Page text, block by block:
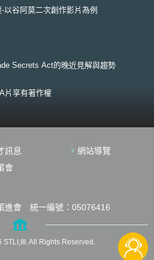
創
相互合作 8.技術控股公司將其
接受之利潤或其他收入，使用在其固有業
司計有58間。據了解，目前尚有成均館
Institute of Science &
、首爾市立大學等大學正著手進行設立技
學研發活動 韓國於2007年
學之產學合作團，主要係將其研發之技術
益 ( 技轉費用及權利金 ) ，有所差別。因
使其積極利用所有之技術，不僅從事技術移
，以創造控股收益並再投資於研發活動，使
一來，技術控股公司不僅提高大學的研發能
的依賴也會帶來
以谷阿莫二次創作影片為例
Secrets Act的晚近見解與趨勢
片享有著作權
訊息
網站導覽
會
進會 統一編號：05076416
All Rights Reserved.